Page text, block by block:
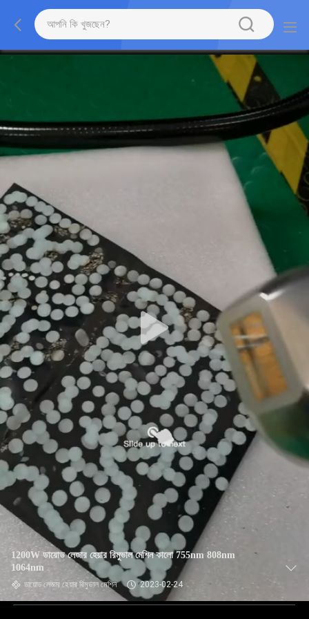
1200W ডায়োড লেজার হেয়ার রিমুভাল মেশিন কালো 755nm 808nm
1064nm
ডায়োড লেজার হেয়ার রিমুভাল মেশিন 2023-02-24